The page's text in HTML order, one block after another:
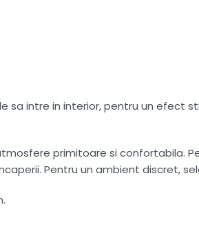
sa intre in interior, pentru un efect
primitoare si confortabila.
Pentru un ambient discret,